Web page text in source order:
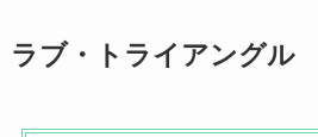
ラブ・トライアングル